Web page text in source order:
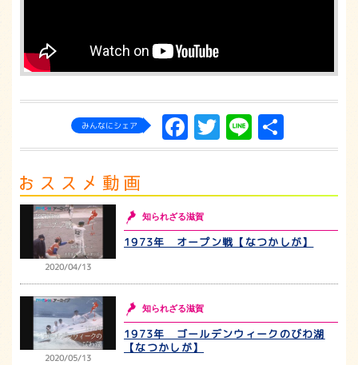
みんなにシェア Facebook
Twitter
Line
有
2020/04/13
知られざる滋賀
1973年 オープン戦【なつかしが】
2020/05/13
知られざる滋賀
1973年 ゴールデンウィークのびわ湖
【なつかしが】